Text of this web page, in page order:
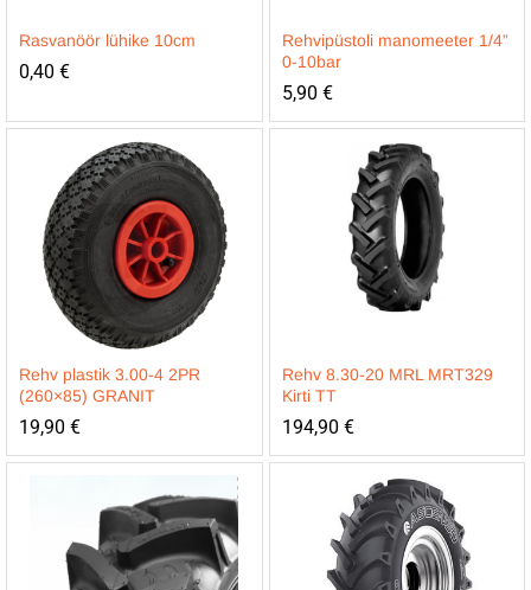
Rasvanöör lühike 10cm
0,40 €
Rehvipüstoli manomeeter 1/4”
0-10bar
5,90 €
Rehv plastik 3.00-4 2PR
(260×85) GRANIT
19,90 €
Rehv 8.30-20 MRL MRT329
Kirti TT
194,90 €